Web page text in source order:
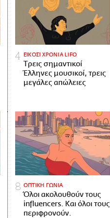
ΕΙΚΟΣΙ ΧΡΟΝΙΑ LIFO
Tρεις σημαντικοί
Έλληνες μουσικοί, τρεις
μεγάλες απώλειες
ΟΠΤΙΚΗ ΓΩΝΙΑ
Όλοι ακολουθούν τους
influencers. Και όλοι τους
περιφρονούν.